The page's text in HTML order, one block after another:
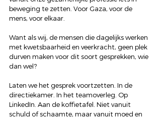
beweging te zetten. Voor Gaza, voor de
mens, voor elkaar.
Want als wij, de mensen die dagelijks werken
met kwetsbaarheid en veerkracht, geen plek
durven maken voor dit soort gesprekken, wie
dan wel?
Laten we het gesprek voortzetten. In de
directiekamer. In het teamoverleg. Op
LinkedIn. Aan de koffietafel. Niet vanuit
schuld of schaamte, maar vanuit moed en